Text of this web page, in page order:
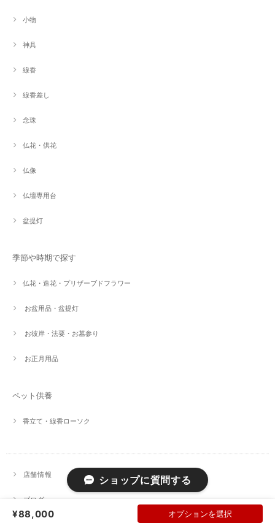
小物
神具
線香
線香差し
念珠
仏花・供花
仏像
仏壇専用台
盆提灯
季節や時期で探す
仏花・造花・プリザーブドフラワー
お盆用品・盆提灯
お彼岸・法要・お墓参り
お正月用品
ペット供養
香立て・線香ローソク
店舗情報
ブログ
¥88,000 オプションを選択
ショップに質問する